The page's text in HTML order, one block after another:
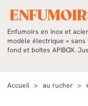
Enfumoirs en inox et
modèle électrique «
fond et boîtes APIBOX.
Accueil au rucher